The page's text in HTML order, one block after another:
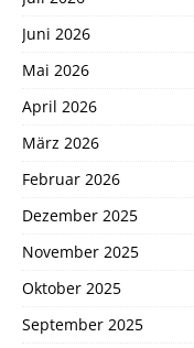
Juni 2026
Mai 2026
April 2026
März 2026
Februar 2026
Dezember 2025
November 2025
Oktober 2025
September 2025